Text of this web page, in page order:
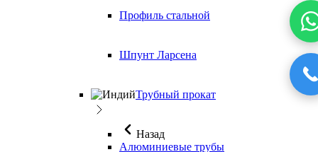
Профиль стальной
Шпунт Ларсена
Трубный прокат
Назад
Алюминиевые трубы